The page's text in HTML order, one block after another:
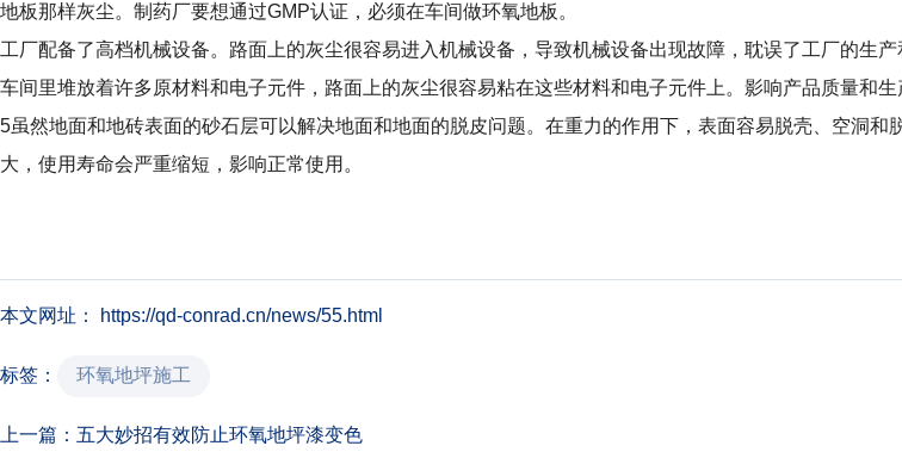
地板那样灰尘。制药厂要想通过GMP认证，必须在车间做环氧地板。
工厂配备了高档机械设备。路面上的灰尘很容易进入机械设备，导致机械设备出现故障，耽误了工厂的生
车间里堆放着许多原材料和电子元件，路面上的灰尘很容易粘在这些材料和电子元件上。影响产品质量和
5虽然地面和地砖表面的砂石层可以解决地面和地面的脱皮问题。在重力的作用下，表面容易脱壳、空洞
大，使用寿命会严重缩短，影响正常使用。
本文网址： https://qd-conrad.cn/news/55.html
标签： 环氧地坪施工
上一篇： 五大妙招有效防止环氧地坪漆变色